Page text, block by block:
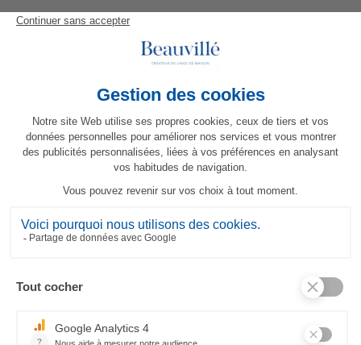
VERWANDTE PRODUKTE